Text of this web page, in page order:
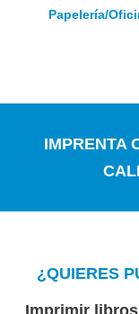
Papelería/
IMPRENTA
¿QUIERES
Imprimir